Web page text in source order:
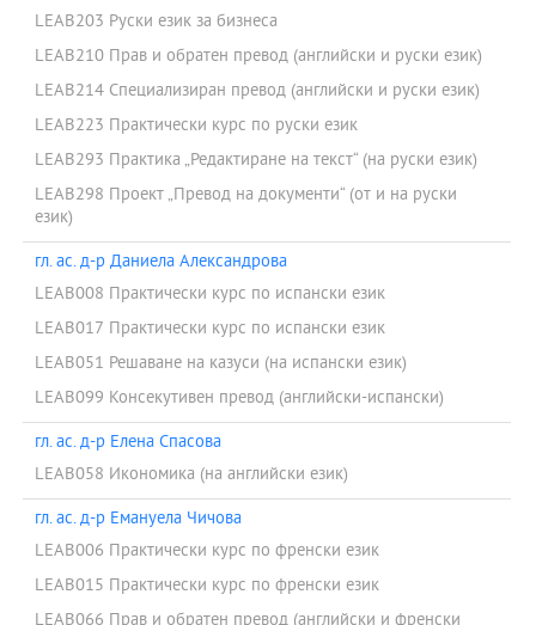
LEAB203 Руски език за бизнеса
LEAB210 Прав и обратен превод (английски и руски език)
LEAB214 Специализиран превод (английски и руски език)
LEAB223 Практически курс по руски език
LEAB293 Практика „Редактиране на текст“ (на руски език)
LEAB298 Проект „Превод на документи“ (от и на руски
език)
гл. ас. д-р Даниела Александрова
LEAB008 Практически курс по испански език
LEAB017 Практически курс по испански език
LEAB051 Решаване на казуси (на испански език)
LEAB099 Консекутивен превод (английски-испански)
гл. ас. д-р Елена Спасова
LEAB058 Икономика (на английски език)
гл. ас. д-р Емануела Чичова
LEAB006 Практически курс по френски език
LEAB015 Практически курс по френски език
LEAB066 Прав и обратен превод (английски и френски